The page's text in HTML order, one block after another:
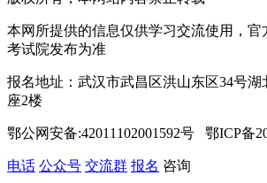
本网所提供的信息仅供学习交流使用，官
考试院发布为准
报名地址：武汉市武昌区洪山东区34号湖
座2楼
鄂公网安备:42011102001592号 鄂ICP备
电话 公众号 交流群 报名 咨询